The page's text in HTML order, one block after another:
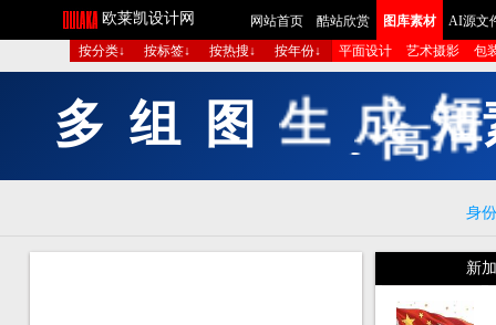
欧莱凯设计网 网站首页 酷站欣赏 图库素材
AI源文
按分类↓
按标签↓ 按热搜↓ 按年份↓ 平面设计 艺术摄影 包
多 组 图 生 成 短
身
新